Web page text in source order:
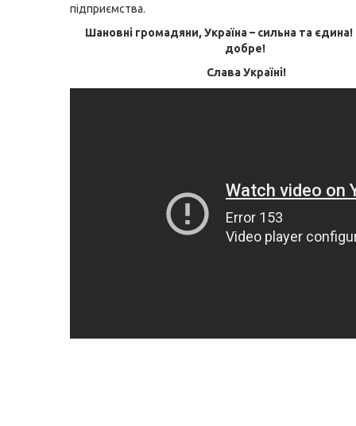
підприємства.
Шановні громадяни, Україна – сильна та
добре!
Слава Україні!